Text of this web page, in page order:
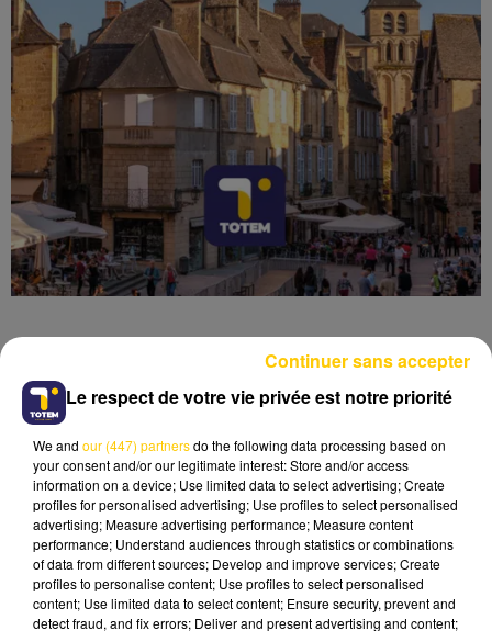
29 juin 2026 - 4 min 29 sec
L'INFO DE LA DORDOGNE DU 29/06/26
Le respect de votre vie privée est notre priorité
We and our (447) partnersdo the following data processing based on
your consent and/or our legitimate interest: Store and/or access
information on a device; Use limited data to select advertising; Create
profiles for personalised advertising; Use profiles to select personalised
advertising; Measure advertising performance; Measure content
performance; Understand audiences through statistics or combinations
of data from different sources; Develop and improve services; Create
profiles to personalise content; Use profiles to select personalised
content; Use limited data to select content; Ensure security, prevent and
detect fraud, and fix errors; Deliver and present advertising and content;
Continuer sans accepter